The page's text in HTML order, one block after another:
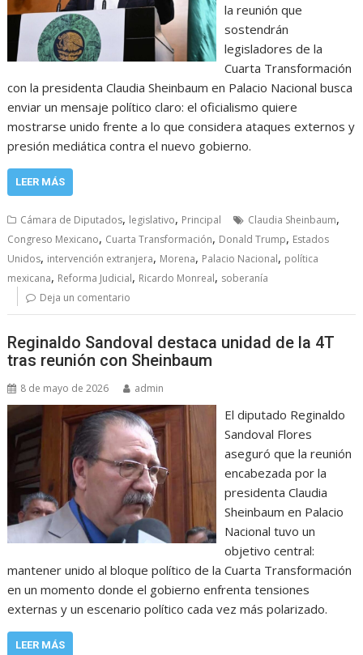
la reunión que
sostendrán
legisladores de la
Cuarta Transformación
con la presidenta Claudia Sheinbaum en Palacio Nacional busca
enviar un mensaje político claro: el oficialismo quiere
mostrarse unido frente a lo que considera ataques externos y
presión mediática contra el nuevo gobierno.
LEER MÁS
Cámara de Diputados, legislativo, Principal Claudia Sheinbaum,
Congreso Mexicano, Cuarta Transformación, Donald Trump, Estados
Unidos, intervención extranjera, Morena, Palacio Nacional, política
mexicana, Reforma Judicial, Ricardo Monreal, soberanía
Deja un comentario
Reginaldo Sandoval destaca unidad de la 4T
tras reunión con Sheinbaum
8 de mayo de 2026 admin
El diputado Reginaldo
Sandoval Flores
aseguró que la reunión
encabezada por la
presidenta Claudia
Sheinbaum en Palacio
Nacional tuvo un
objetivo central:
mantener unido al bloque político de la Cuarta Transformación
en un momento donde el gobierno enfrenta tensiones
externas y un escenario político cada vez más polarizado.
LEER MÁS